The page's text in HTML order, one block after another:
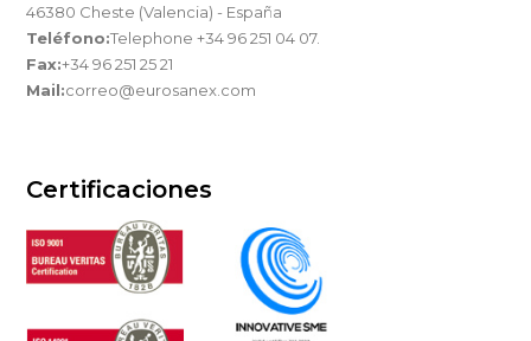
46380 Cheste (Valencia) - España
Teléfono:Telephone +34 96 251 04 07.
Fax:+34 96 251 25 21
Mail:correo@eurosanex.com
Certificaciones